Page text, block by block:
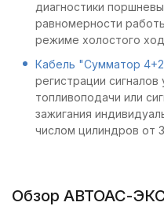
диагностики
равномерности
режиме холостого
Кабель "Сумматор
регистрации
топливоподачи или
зажигания
числом цилиндров от
Обзор АВТОАС-